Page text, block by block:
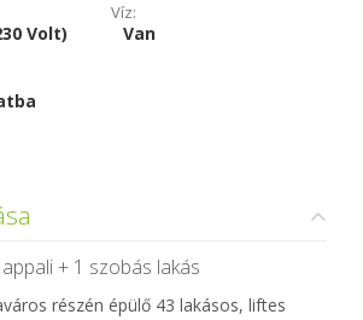
Volt)
Víz:
Van
+ 1 szobás lakás
részén épülő 43 lakásos, liftes